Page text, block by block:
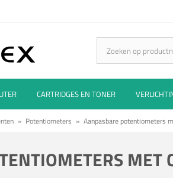
CARTRIDGES EN TONER
» Potentiometers » Aanpasbare potentiometers
MET